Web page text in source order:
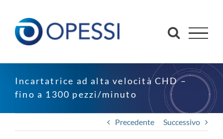
contenuto
Incartatrice ad alta velocità CHD –
fino a 1300 pezzi/minuto
Precedente Successivo